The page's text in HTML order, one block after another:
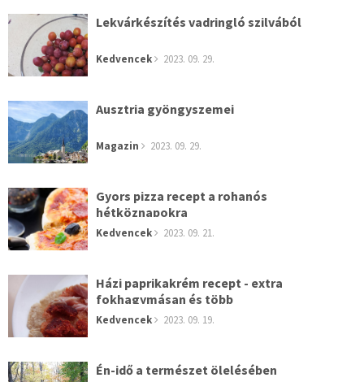
Lekvárkészítés vadringló szilvából
Kedvencek 2023. 09. 29.
Ausztria gyöngyszemei
Magazin 2023. 09. 29.
Gyors pizza recept a rohanós
hétköznapokra
Kedvencek 2023. 09. 21.
Házi paprikakrém recept - extra
fokhagymásan és több
Kedvencek 2023. 09. 19.
Én-idő a természet ölelésében